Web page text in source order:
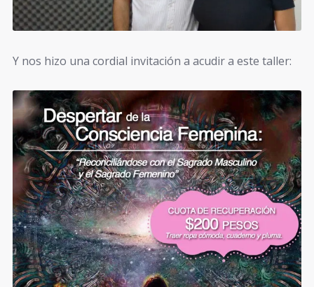
Y nos hizo una cordial invitación a acudir a este taller: